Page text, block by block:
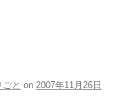
と on 2007年11月26日